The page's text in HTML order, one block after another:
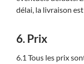
délai, la livraison
6. Prix
6.1 Tous les prix